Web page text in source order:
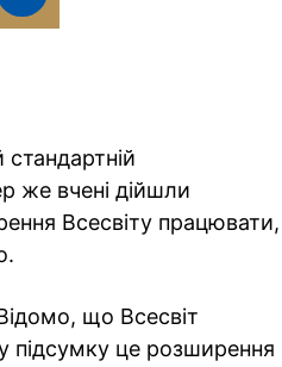
же вчені дійшли
Всесвіту працювати,
що Всесвіт
підсумку це розширення